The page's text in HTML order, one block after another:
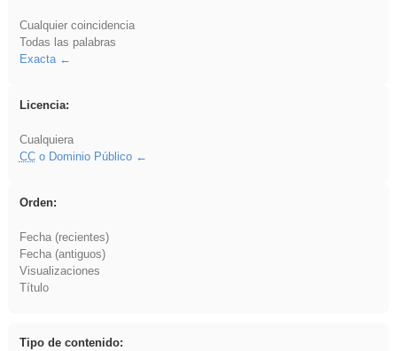
Cualquier coincidencia
Todas las palabras
Exacta
Licencia:
Cualquiera
CCo Dominio Público
Orden:
Fecha (recientes)
Fecha (antiguos)
Visualizaciones
Título
Tipo de contenido: